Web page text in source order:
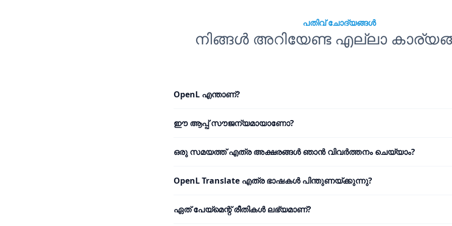
പതിവ് ചോദ്യങ്ങൾ
നിങ്ങൾ അറിയേണ്ട എല്ലാ
OpenL എന്താണ്?
ഈ ആപ്പ് സൗജന്യമായാണോ?
ഒരു സമയത്ത് എത്ര അക്ഷരങ്ങൾ ഞാൻ വിവർത്തനം ചെയ്യാം?
OpenL Translate എത്ര ഭാഷകൾ പിന്തുണയ്ക്കുന്നു?
ഏത് പേയ്മെന്റ് രീതികൾ ലഭ്യമാണ്?